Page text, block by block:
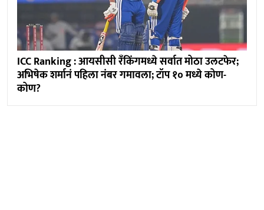
ICC Ranking : आयसीसी रँकिंगमध्ये सर्वात मोठा उलटफेर;
अभिषेक शर्मानं पहिला नंबर गमावला; टॉप १० मध्ये कोण-
कोण?